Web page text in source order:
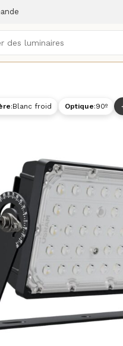
extérieurs/Projecteurs
:Blanc froid Optique:90º